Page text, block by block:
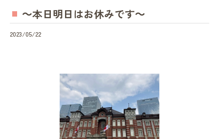
～本日明日はお休みです～
2023/05/22